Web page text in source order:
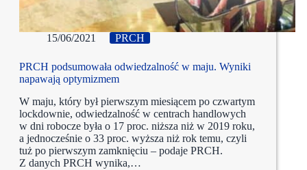
15/06/2021 PRCH
PRCH podsumowała odwiedzalność w maju. Wyniki
napawają optymizmem
W maju, który był pierwszym miesiącem po czwartym
lockdownie, odwiedzalność w centrach handlowych
w dni robocze była o 17 proc. niższa niż w 2019 roku,
a jednocześnie o 33 proc. wyższa niż rok temu, czyli
tuż po pierwszym zamknięciu – podaje PRCH.
Z danych PRCH wynika,…